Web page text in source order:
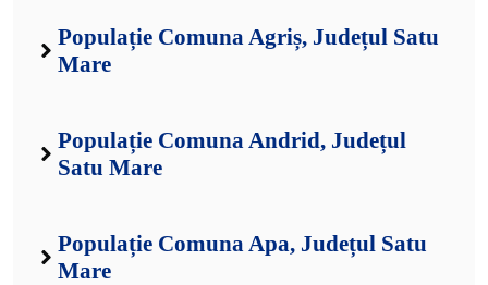
Populație Comuna Agriș, Județul Satu
Mare
Populație Comuna Andrid, Județul
Satu Mare
Populație Comuna Apa, Județul Satu
Mare